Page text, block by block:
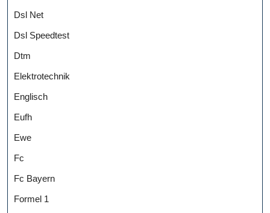
Dsl Net
Dsl Speedtest
Dtm
Elektrotechnik
Englisch
Eufh
Ewe
Fc
Fc Bayern
Formel 1